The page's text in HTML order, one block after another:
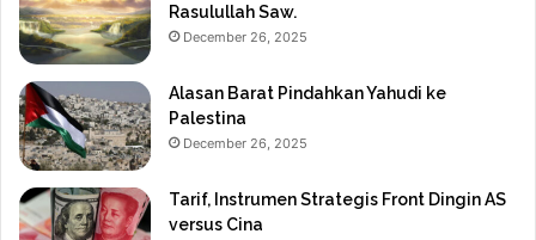
Rasulullah Saw.
December 26, 2025
Alasan Barat Pindahkan Yahudi ke
Palestina
December 26, 2025
Tarif, Instrumen Strategis Front Dingin AS
versus Cina